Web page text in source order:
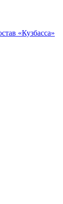
«Кузбасса»